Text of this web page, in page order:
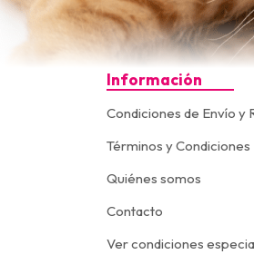
Información
Condiciones de Envío y
Términos y Condiciones
Quiénes somos
Contacto
Ver condiciones